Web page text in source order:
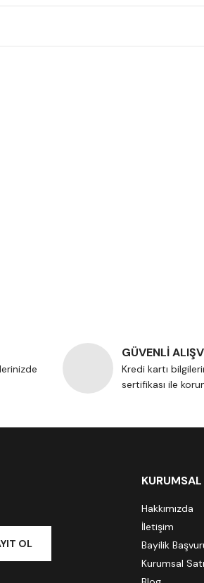
GÜVENLİ
Kredi kartı
sertifikası ile
OL
KURUMSAL
Hakkımızda
İletişim
Bayilik
Kurumsal